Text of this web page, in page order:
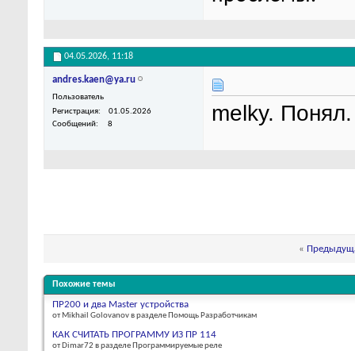
04.05.2026, 11:18
andres.kaen@ya.ru
Пользователь
Регистрация
01.05.2026
Сообщений
8 melky.
«
Похожие темы
ПР200 и два Master устройства
от Mikhail Golovanov в разделе Помощь Разработчикам
КАК СЧИТАТЬ ПРОГРАММУ ИЗ ПР 114
от Dimar72 в разделе Программируемые реле